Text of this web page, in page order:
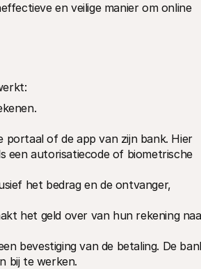
en veilige manier om online
of de app van zijn bank. Hier
een autorisatiecode of biometrische
het bedrag en de ontvanger,
het geld over van hun rekening
bevestiging van de betaling. De
bij te werken.